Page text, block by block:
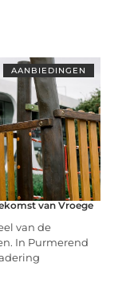
AANBIEDINGEN
van Vroege
van de
In Purmerend